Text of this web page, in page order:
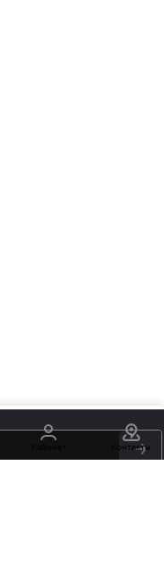
Контакты
данных